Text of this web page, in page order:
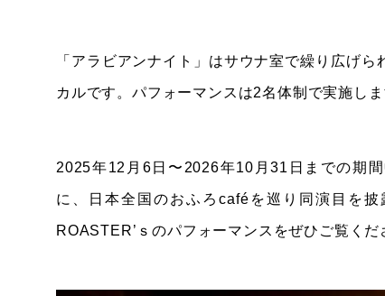
「アラビアンナイト」はサウナ室で繰り広げ
カルです。パフォーマンスは2名体制で実施しま
2025年12月6日〜2026年10月31日までの期
に、日本全国のおふろcaféを巡り同演目を
ROASTER’ｓのパフォーマンスをぜひご覧くだ